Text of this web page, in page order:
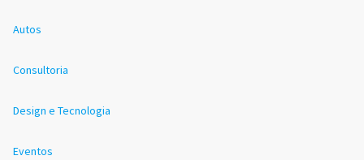
Autos
Consultoria
Design e Tecnologia
Eventos